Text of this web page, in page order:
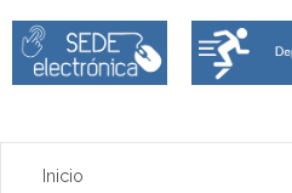
Inicio